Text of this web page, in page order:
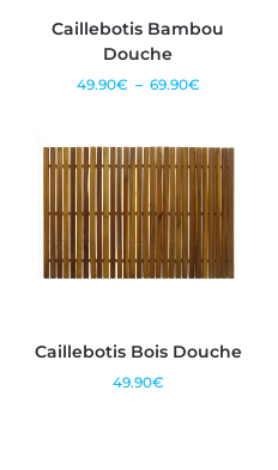
Caillebotis Bambou
Douche
49.90€ – 69.90€
Caillebotis Bois Douche
49.90€